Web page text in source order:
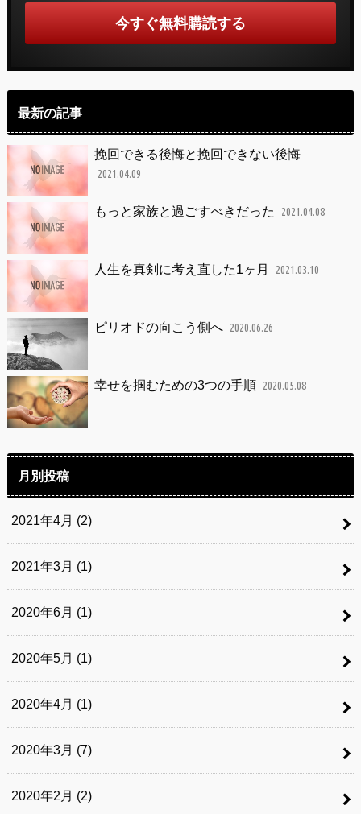
最新の記事
挽回できる後悔と挽回できない後悔
2021.04.09
もっと家族と過ごすべきだった 2021.04.08
人生を真剣に考え直した1ヶ月 2021.03.10
ピリオドの向こう側へ 2020.06.26
幸せを掴むための3つの手順 2020.05.08
月別投稿
2021年4月 (2)
2021年3月 (1)
2020年6月 (1)
2020年5月 (1)
2020年4月 (1)
2020年3月 (7)
2020年2月 (2)